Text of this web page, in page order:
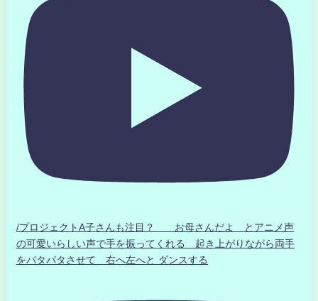
/プロジェクトA子さんも注目？ お母さんだよ とアニメ声
の可愛いらしい声で手を振ってくれる 起き上がりながら両手
をパタパタさせて 右へ左へと ダンスする